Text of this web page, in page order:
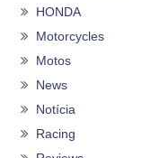
HONDA
Motorcycles
Motos
News
Notícia
Racing